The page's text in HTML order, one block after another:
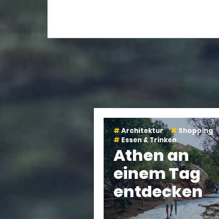
Architektur
Shopping
Essen & Trinken
Athen an
einem Tag
entdecken